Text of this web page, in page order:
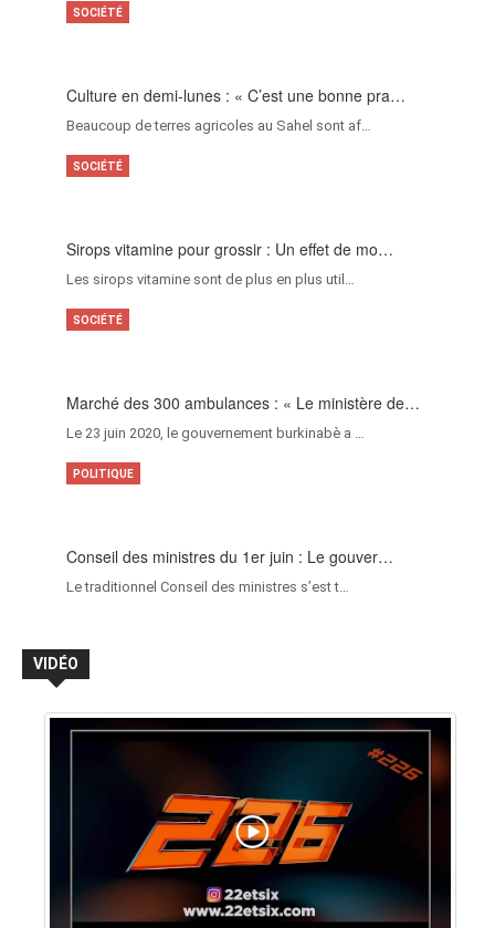
Culture en demi-lunes : « C’est une bonne pra…
Beaucoup de terres agricoles au Sahel sont af…
SOCIÉTÉ
Sirops vitamine pour grossir : Un effet de mo…
Les sirops vitamine sont de plus en plus util…
SOCIÉTÉ
Marché des 300 ambulances : « Le ministère de…
Le 23 juin 2020, le gouvernement burkinabè a …
SOCIÉTÉ
Conseil des ministres du 1er juin : Le gouver…
Le traditionnel Conseil des ministres s’est t…
POLITIQUE
VIDÉO